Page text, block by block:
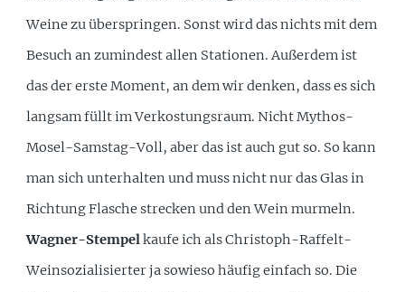
Weine zu überspringen. Sonst wird das nichts mit dem
Besuch an zumindest allen Stationen. Außerdem ist
das der erste Moment, an dem wir denken, dass es sich
langsam füllt im Verkostungsraum. Nicht Mythos-
Mosel-Samstag-Voll, aber das ist auch gut so. So kann
man sich unterhalten und muss nicht nur das Glas in
Richtung Flasche strecken und den Wein murmeln.
Wagner-Stempelkaufe ich als Christoph-Raffelt-
Weinsozialisierter ja sowieso häufig einfach so. Die